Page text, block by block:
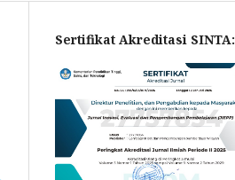
Sertifikat Akreditasi SINTA: